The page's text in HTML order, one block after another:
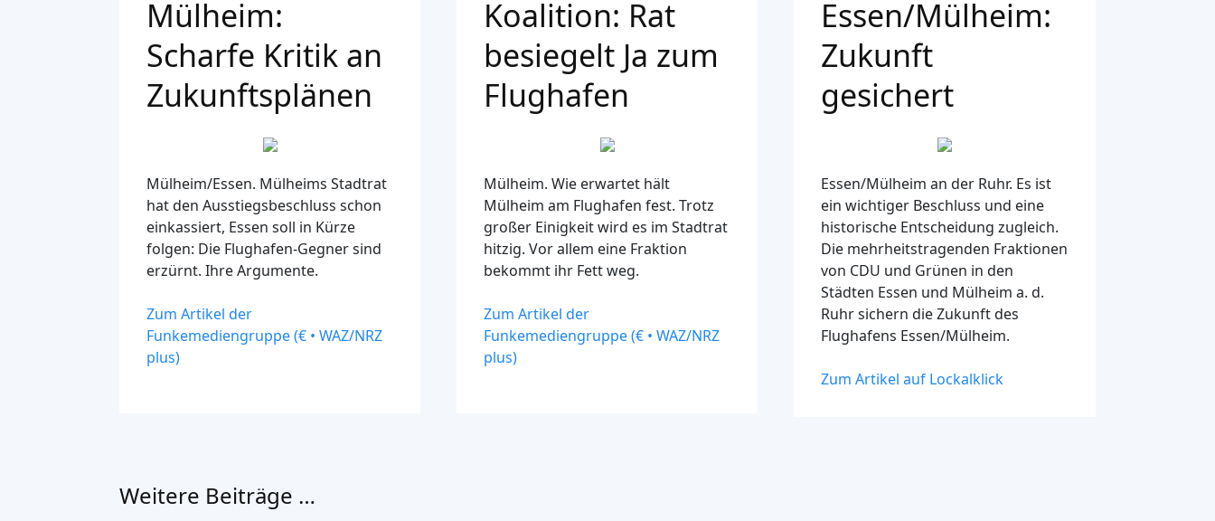
Mülheim:
Scharfe Kritik an
Zukunftsplänen
Mülheim/Essen. Mülheims Stadtrat
hat den Ausstiegsbeschluss schon
einkassiert, Essen soll in Kürze
folgen: Die Flughafen-Gegner sind
erzürnt. Ihre Argumente.
Zum Artikel der
Funkemediengruppe (€ • WAZ/NRZ
plus)
Koalition: Rat
besiegelt Ja zum
Flughafen
Mülheim. Wie erwartet hält
Mülheim am Flughafen fest. Trotz
großer Einigkeit wird es im Stadtrat
hitzig. Vor allem eine Fraktion
bekommt ihr Fett weg.
Zum Artikel der
Funkemediengruppe (€ • WAZ/NRZ
plus)
Essen/Mülheim:
Zukunft
gesichert
Essen/Mülheim an der Ruhr. Es ist
ein wichtiger Beschluss und eine
historische Entscheidung zugleich.
Die mehrheitstragenden Fraktionen
von CDU und Grünen in den
Städten Essen und Mülheim a. d.
Ruhr sichern die Zukunft des
Flughafens Essen/Mülheim.
Zum Artikel auf Lockalklick
Weitere Beiträge …